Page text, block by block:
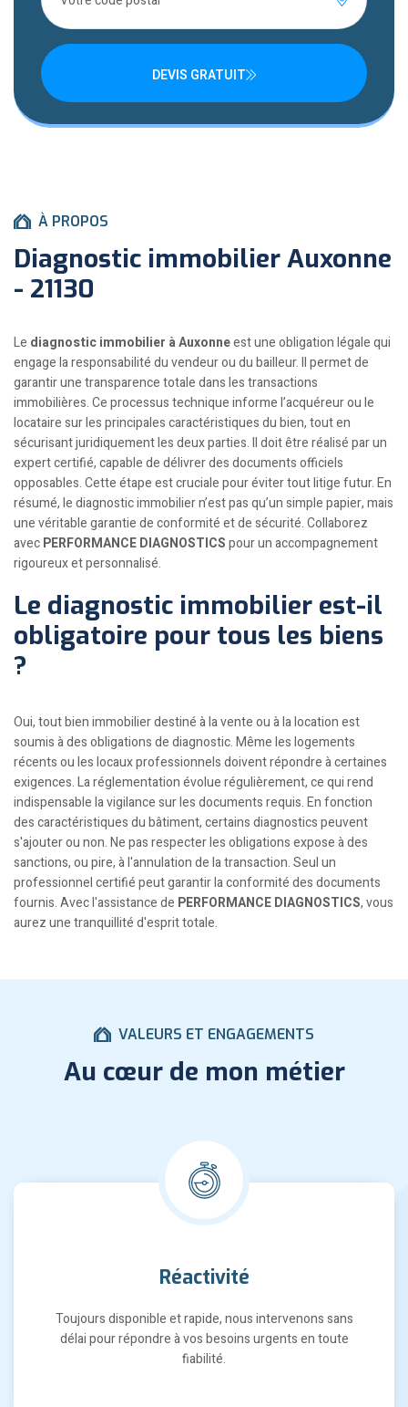
DEVIS GRATUIT
À PROPOS
Diagnostic immobilier Auxonne
- 21130
Le diagnostic immobilier à Auxonneest une obligation légale qui
engage la responsabilité du vendeur ou du bailleur. Il permet de
garantir une transparence totale dans les transactions
immobilières. Ce processus technique informe l’acquéreur ou le
locataire sur les principales caractéristiques du bien, tout en
sécurisant juridiquement les deux parties. Il doit être réalisé par un
expert certifié, capable de délivrer des documents officiels
opposables. Cette étape est cruciale pour éviter tout litige futur. En
résumé, le diagnostic immobilier n’est pas qu’un simple papier, mais
une véritable garantie de conformité et de sécurité. Collaborez
avecPERFORMANCE DIAGNOSTICSpour un accompagnement
rigoureux et personnalisé.
Le diagnostic immobilier est-il
obligatoire pour tous les biens
?
Oui, tout bien immobilier destiné à la vente ou à la location est
soumis à des obligations de diagnostic. Même les logements
récents ou les locaux professionnels doivent répondre à certaines
exigences. La réglementation évolue régulièrement, ce qui rend
indispensable la vigilance sur les documents requis. En fonction
des caractéristiques du bâtiment, certains diagnostics peuvent
s'ajouter ou non. Ne pas respecter les obligations expose à des
sanctions, ou pire, à l'annulation de la transaction. Seul un
professionnel certifié peut garantir la conformité des documents
fournis. Avec l'assistance de PERFORMANCE DIAGNOSTICS, vous
aurez une tranquillité d'esprit totale.
VALEURS ET ENGAGEMENTS
Au cœur de mon métier
Réactivité
Toujours disponible et rapide, nous intervenons sans
délai pour répondre à vos besoins urgents en toute
fiabilité.